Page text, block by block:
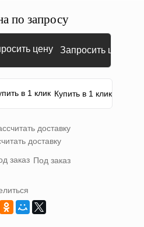
по запросу
Запросить цену
Купить в 1 клик
доставку
Под заказ